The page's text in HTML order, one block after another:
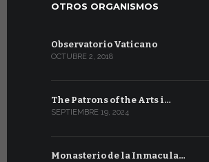
OTROS ORGANISMOS
Observatorio Vaticano
OCTUBRE 2, 2018
The Patrons of the Arts i…
SEPTIEMBRE 19, 2024
Monasterio de la Inmacula…